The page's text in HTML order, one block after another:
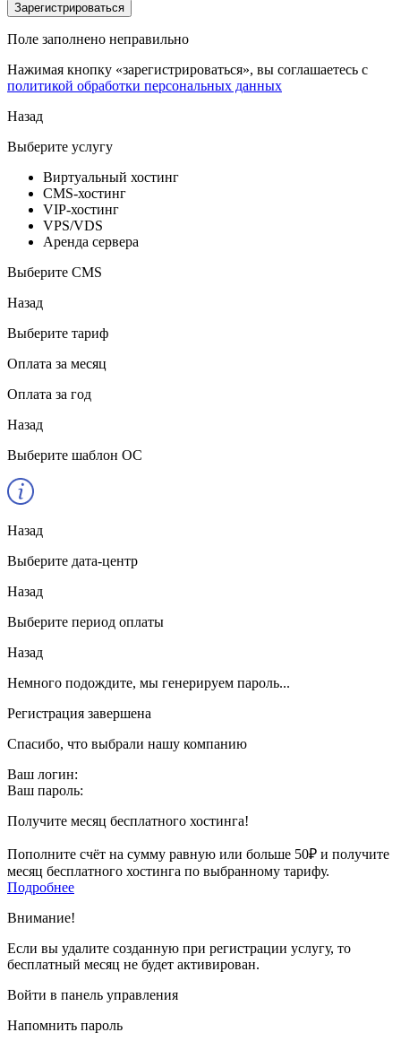
Зарегистрироваться
Поле заполнено неправильно
Нажимая кнопку «зарегистрироваться», вы соглашаетесь с
политикой обработки персональных данных
Назад
Выберите услугу
Виртуальный хостинг
CMS-хостинг
VIP-хостинг
VPS/VDS
Аренда сервера
Выберите CMS
Назад
Выберите тариф
Оплата за месяц
Оплата за год
Назад
Выберите шаблон ОС
Назад
Выберите дата-центр
Назад
Выберите период оплаты
Назад
Немного подождите, мы генерируем пароль...
Регистрация завершена
Спасибо, что выбрали нашу компанию
Ваш логин:
Ваш пароль:
Получите месяц бесплатного хостинга!
Пополните счёт на сумму равную или больше 50₽ и получите
месяц бесплатного хостинга по выбранному тарифу.
Подробнее
Внимание!
Если вы удалите созданную при регистрации услугу, то
бесплатный месяц не будет активирован.
Войти в панель управления
Напомнить пароль